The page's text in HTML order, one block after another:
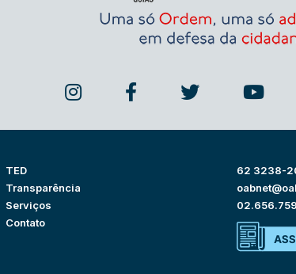
TED
Transparência
Serviços
Contato
62 3238-